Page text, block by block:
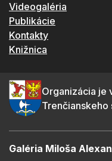
Videogaléria
Publikácie
Kontakty
Knižnica
Organizácia je
Trenčianskeho
Galéria Miloša